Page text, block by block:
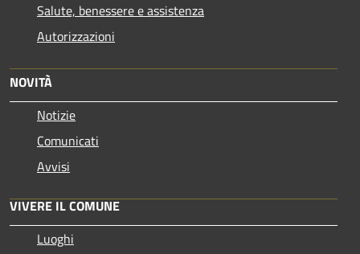
Salute, benessere e assistenza
Autorizzazioni
NOVITÀ
Notizie
Comunicati
Avvisi
VIVERE IL COMUNE
Luoghi